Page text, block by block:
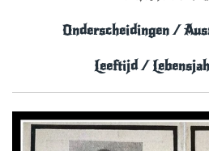
Onderscheidingen /
Leeftijd /